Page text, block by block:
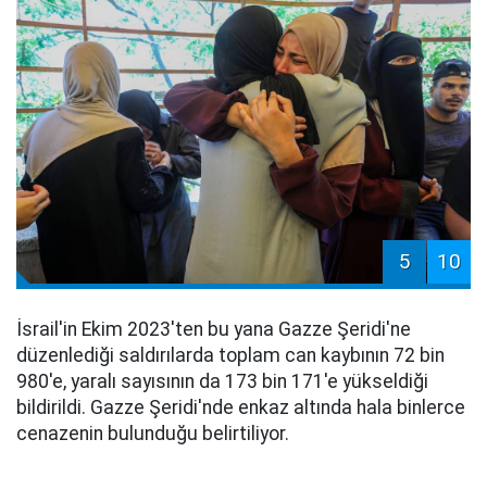
5 10
İsrail'in Ekim 2023'ten bu yana Gazze Şeridi'ne
düzenlediği saldırılarda toplam can kaybının 72 bin
980'e, yaralı sayısının da 173 bin 171'e yükseldiği
bildirildi. Gazze Şeridi'nde enkaz altında hala binlerce
cenazenin bulunduğu belirtiliyor.